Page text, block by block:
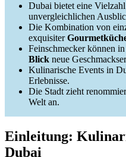
Dubai bietet eine
unvergleichlichen
Die Kombination von
exquisiter
Feinschmecker können in
Blick neue
Kulinarische Events in
Erlebnisse.
Die Stadt zieht
Welt an.
Einleitung:
Dubai